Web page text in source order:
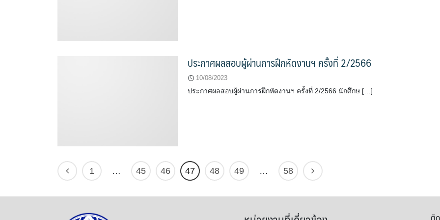
ประกาศผลสอบผู้ผ่านการฝึกหัดงานฯ ครั้งที่ 2/2566
10/08/2023
ประกาศผลสอบผู้ผ่านการฝึกหัดงานฯ ครั้งที่ 2/2566 นักศึกษ […]
1 … 45 46 47 48 49 … 58